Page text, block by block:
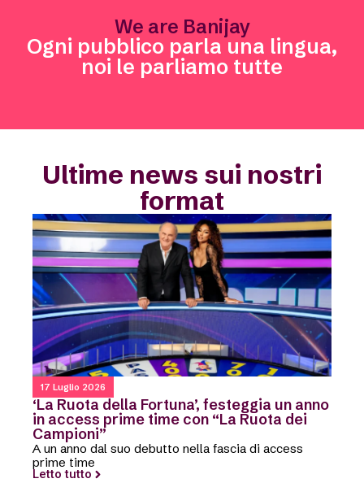
We are Banijay
Ogni pubblico parla una lingua,
noi le parliamo tutte
Ultime news sui nostri
format
17 Luglio 2026
‘La Ruota della Fortuna’, festeggia un anno
in access prime time con “La Ruota dei
Campioni”
A un anno dal suo debutto nella fascia di access
prime time
Letto tutto